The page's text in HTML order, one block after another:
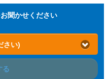
聞かせください
さい)
る